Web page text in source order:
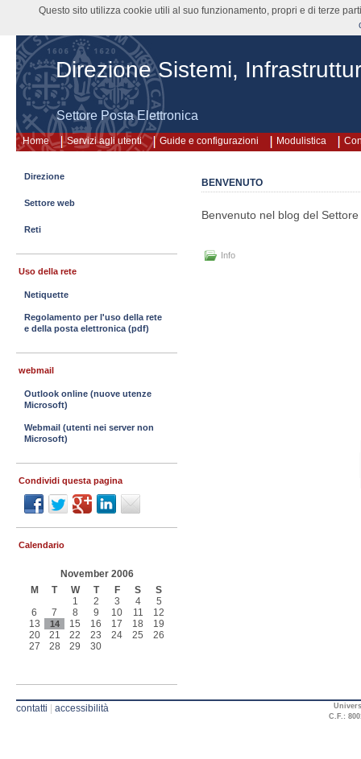
Direzione Sistemi,
Settore Posta Elettronica
Home Servizi agli utenti Guide e configurazioni Modulistica
BENVENUTO
Benvenuto nel blog del
Info
Direzione
Settore web
Reti
Uso della rete
Netiquette
Regolamento per l'uso della rete
e della posta elettronica (pdf)
webmail
Outlook online (nuove utenze
Microsoft)
Webmail (utenti nei server non
Microsoft)
Condividi questa pagina
Calendario
November 2006
M
T W T F S
S
1
2 3 4
5
6
7 8 9 10 11
12
13
14 15 16 17 18
19
20
21 22 23 24 25
26
27
28 29 30
contatti accessibilità
C.F.:
Questo sito utilizza cookie utili al suo funzionamento, propri e di terze